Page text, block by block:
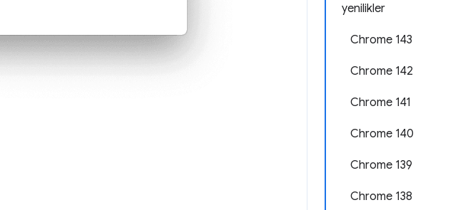
yenilikler
Chrome 143
Chrome 142
Chrome 141
Chrome 140
Chrome 139
Chrome 138